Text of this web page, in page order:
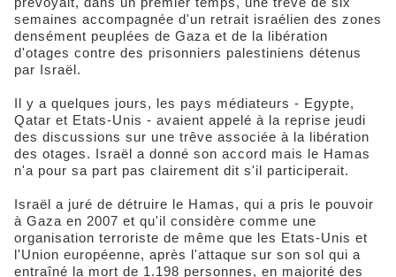
semaines accompagnée d'un retrait israélien des zones
densément peuplées de Gaza et de la libération
d'otages contre des prisonniers palestiniens détenus
par Israël.
Il y a quelques jours, les pays médiateurs - Egypte,
Qatar et Etats-Unis - avaient appelé à la reprise jeudi
des discussions sur une trêve associée à la libération
des otages. Israël a donné son accord mais le Hamas
n'a pour sa part pas clairement dit s'il participerait.
Israël a juré de détruire le Hamas, qui a pris le pouvoir
à Gaza en 2007 et qu'il considère comme une
organisation terroriste de même que les Etats-Unis et
l'Union européenne, après l'attaque sur son sol qui a
entraîné la mort de 1.198 personnes, en majorité des